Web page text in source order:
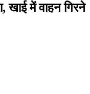
खाई में वाहन गिरने